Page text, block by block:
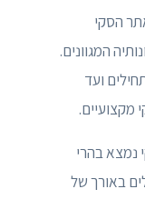
הסקי
המגוונים.
ועד
מקצועיים.
נמצא בהרי
באורך של